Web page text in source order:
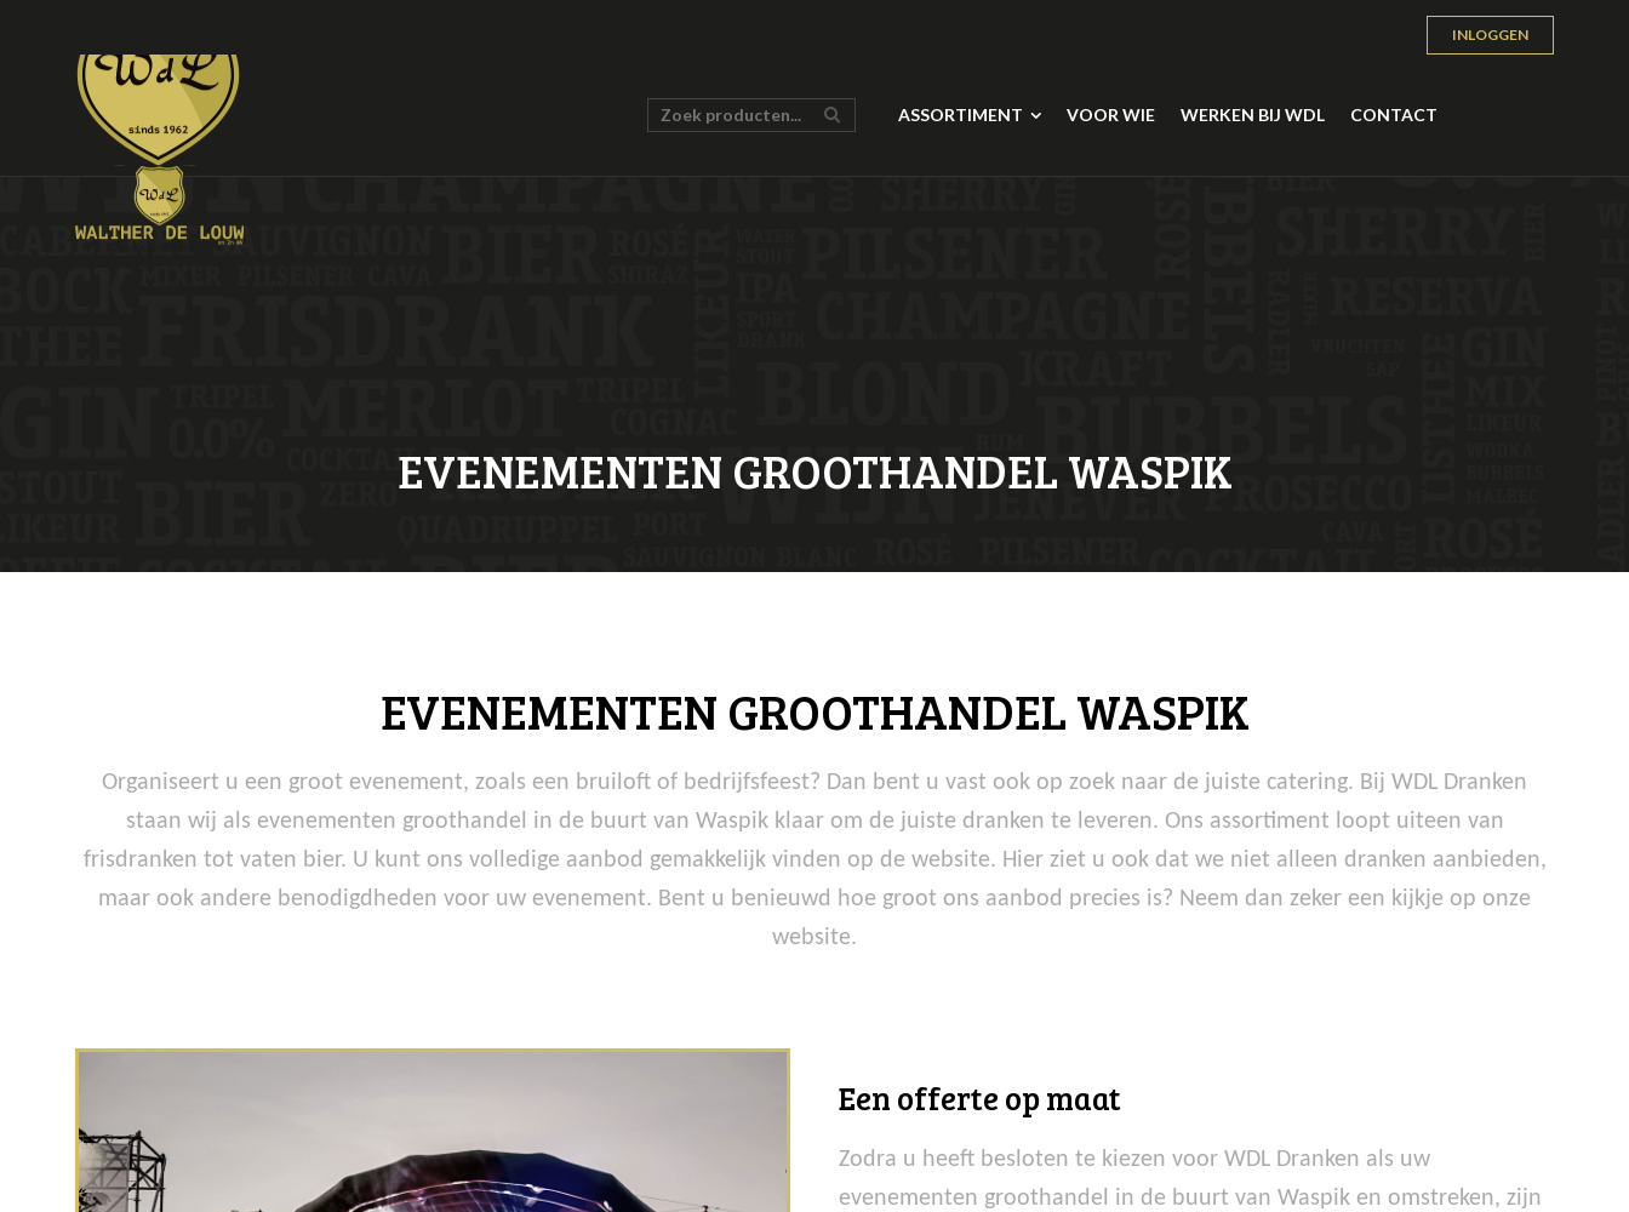
INLOGGEN
ASSORTIMENT VOOR WIE WERKEN BIJ WDL CONTACT
EVENEMENTEN GROOTHANDEL WASPIK
EVENEMENTEN GROOTHANDEL WASPIK
Organiseert u een groot evenement, zoals een bruiloft of bedrijfsfeest? Dan bent u vast ook op zoek naar de juiste catering. Bij WDL Dranken
staan wij als evenementen groothandel in de buurt van Waspik klaar om de juiste dranken te leveren. Ons assortiment loopt uiteen van
frisdranken tot vaten bier. U kunt ons volledige aanbod gemakkelijk vinden op de website. Hier ziet u ook dat we niet alleen dranken aanbieden,
maar ook andere benodigdheden voor uw evenement. Bent u benieuwd hoe groot ons aanbod precies is? Neem dan zeker een kijkje op onze
website.
Een offerte op maat
Zodra u heeft besloten te kiezen voor WDL Dranken als uw
evenementen groothandel in de buurt van Waspik en omstreken, zijn